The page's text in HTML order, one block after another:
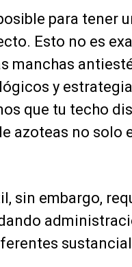
para tener
Esto no es
manchas
y
que tu techo
azoteas no solo
sin embargo,